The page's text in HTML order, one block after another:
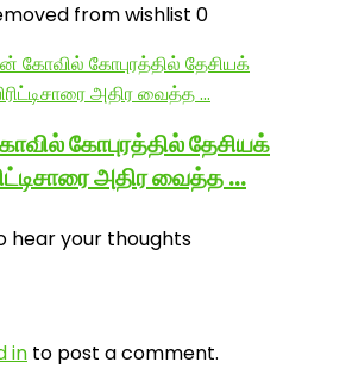
from wishlist 0
கோபுரத்தில் தேசியக்
அதிர வைத்த …
hear your thoughts
in to post a comment.